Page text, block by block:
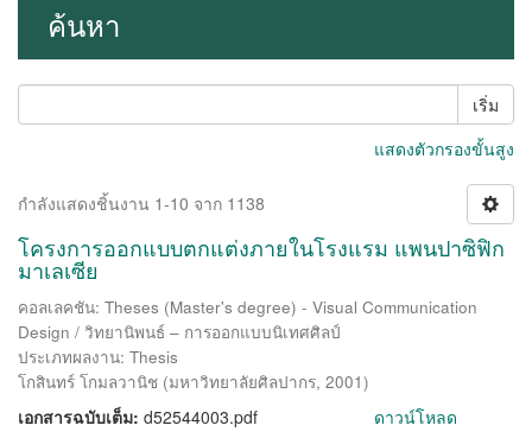
ค้นหา
เริ่ม
แสดงตัวกรองขั้นสูง
กำลังแสดงชิ้นงาน 1-10 จาก 1138
โครงการออกแบบตกแต่งภายในโรงแรม แพนปาซิฟิก
มาเลเซีย
คอลเลคชัน: Theses (Master's degree) - Visual Communication
Design / วิทยานิพนธ์ – การออกแบบนิเทศศิลป์
ประเภทผลงาน: Thesis
โกสินทร์ โกมลวานิช (มหาวิทยาลัยศิลปากร, 2001)
เอกสารฉบับเต็ม: d52544003.pdf ดาวน์โหลด